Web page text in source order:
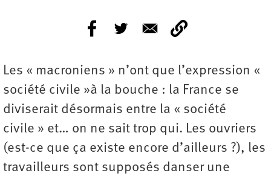
Les « macroniens » n’ont que l’expression «
société civile »à la bouche : la France se
diviserait désormais entre la « société
civile » et… on ne sait trop qui. Les ouvriers
(est-ce que ça existe encore d’ailleurs ?), les
travailleurs sont supposés danser une